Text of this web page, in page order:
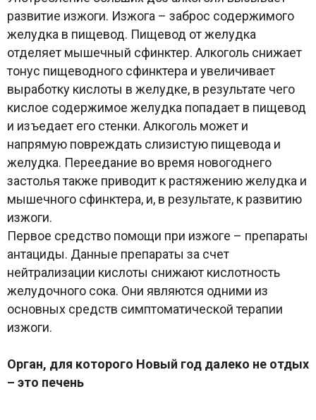
развитие изжоги. Изжога – заброс содержимого
желудка в пищевод. Пищевод от желудка
отделяет мышечный сфинктер. Алкоголь снижает
тонус пищеводного сфинктера и увеличивает
выработку кислоты в желудке, в результате чего
кислое содержимое желудка попадает в пищевод
и изъедает его стенки. Алкоголь может и
напрямую повреждать слизистую пищевода и
желудка. Переедание во время новогоднего
застолья также приводит к растяжению желудка и
мышечного сфинктера, и, в результате, к развитию
изжоги.
Первое средство помощи при изжоге – препараты
антациды. Данные препараты за счет
нейтрализации кислоты снижают кислотность
желудочного сока. Они являются одними из
основных средств симптоматической терапии
изжоги.
Орган, для которого Новый год далеко не отдых
– это печень